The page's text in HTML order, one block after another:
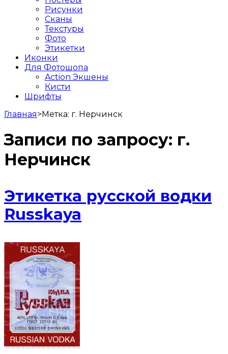
Рисунки
Сканы
Текстуры
Фото
Этикетки
Иконки
Для Фотошопа
Action Экшены
Кисти
Шрифты
Главная>Метка: г. Нерчинск
Записи по запросу: г.
Нерчинск
Этикетка русской водки
Russkaya